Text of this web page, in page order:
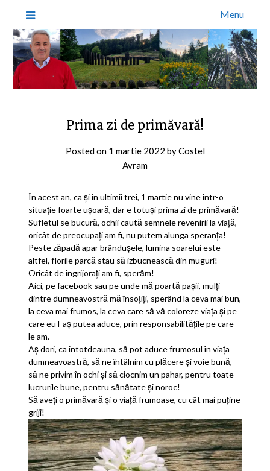
Menu
Prima zi de primăvară!
Posted on 1 martie 2022 byCostel
Avram
În acest an, ca și în ultimii trei, 1 martie nu vine într-o
situație foarte ușoară, dar e totuși prima zi de primăvară!
Sufletul se bucură, ochii caută semnele revenirii la viață,
oricât de preocupați am fi, nu putem alunga speranța!
Peste zăpadă apar brândușele, lumina soarelui este
altfel, florile parcă stau să izbucnească din muguri!
Oricât de îngrijorați am fi, sperăm!
Aici, pe facebook sau pe unde mă poartă pașii, mulți
dintre dumneavostră mă însoțiți, sperând la ceva mai bun,
la ceva mai frumos, la ceva care să vă coloreze viața și pe
care eu l-aș putea aduce, prin responsabilitățile pe care
le am.
Aș dori, ca întotdeauna, să pot aduce frumosul în viața
dumneavoastră, să ne întâlnim cu plăcere și voie bună,
să ne privim în ochi și să ciocnim un pahar, pentru toate
lucrurile bune, pentru sănătate și noroc!
Să aveți o primăvară și o viață frumoase, cu cât mai puține
griji!